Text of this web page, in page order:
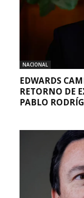
NACIONAL
EDWARDS
RETORNO DE
PABLO